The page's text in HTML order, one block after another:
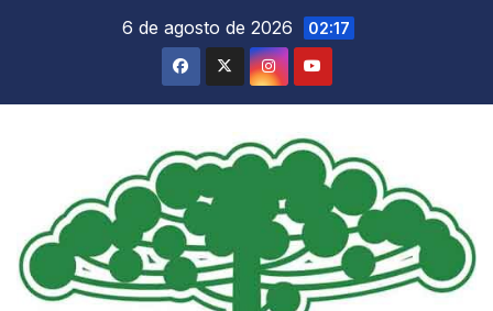
6 de agosto de 2026 02:17